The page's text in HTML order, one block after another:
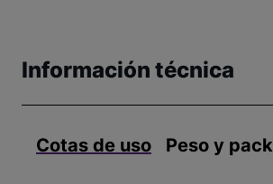
Información técnica
Cotas de uso Peso y